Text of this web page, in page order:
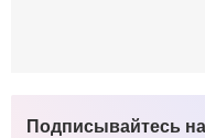
Подписывайтесь